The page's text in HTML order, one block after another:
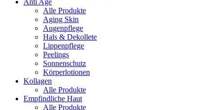
Anti Age
Alle Produkte
Aging Skin
Augenpflege
Hals & Dekollete
Lippenpflege
Peelings
Sonnenschutz
Körperlotionen
Kollagen
Alle Produkte
Empfindliche Haut
Alle Produkte